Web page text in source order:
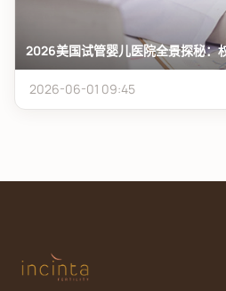
2026美国试管婴儿医院全景探秘：
2026-06-01 09:45